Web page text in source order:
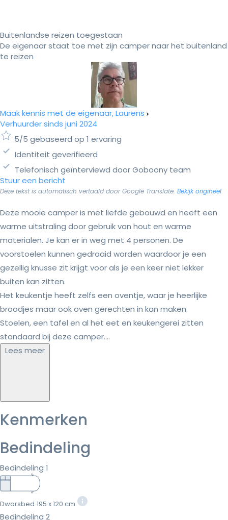
Buitenlandse reizen toegestaan
De eigenaar staat toe met zijn camper naar het buitenland
te reizen
Maak kennis met de eigenaar, Laurens
Verhuurder sinds juni 2024
5/5 gebaseerd op 1 ervaring
Identiteit geverifieerd
Telefonisch geïnterviewd door Goboony team
Stuur een bericht
Deze tekst is automatisch vertaald door Google Translate. Bekijk origineel
Deze mooie camper is met liefde gebouwd en heeft een
warme uitstraling door gebruik van hout en warme
materialen. Je kan er in weg met 4 personen. De
voorstoelen kunnen gedraaid worden waardoor je een
gezellig knusse zit krijgt voor als je een keer niet lekker
buiten kan zitten.
Het keukentje heeft zelfs een oventje, waar je heerlijke
broodjes maar ook oven gerechten in kan maken.
Stoelen, een tafel en al het eet en keukengerei zitten
standaard bij deze camper....
Lees meer
Kenmerken
Bedindeling
Bedindeling 1
Dwarsbed 195 x 120 cm
Bedindeling 2